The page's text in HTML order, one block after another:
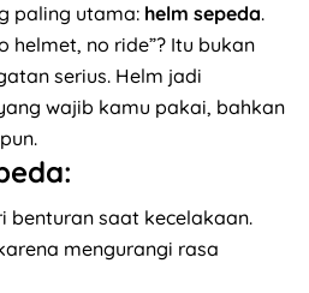
paling utama: helm sepeda.
helmet, no ride”? Itu bukan
serius. Helm jadi
wajib kamu pakai, bahkan
benturan saat kecelakaan.
mengurangi rasa